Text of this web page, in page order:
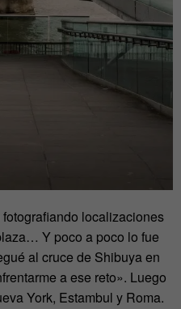
localizaciones
Y poco a poco lo fue
al cruce de Shibuya en
a ese reto». Luego
York, Estambul y Roma.